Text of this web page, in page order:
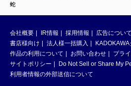
蛇
会社概要 IR情報 採用情報 広告について
書店様向け
法人様一括購入
作品の利用について
お問い合わせ
プラ
サイトポリシー
Do Not Sell or Share My
利用者情報の外部送信について